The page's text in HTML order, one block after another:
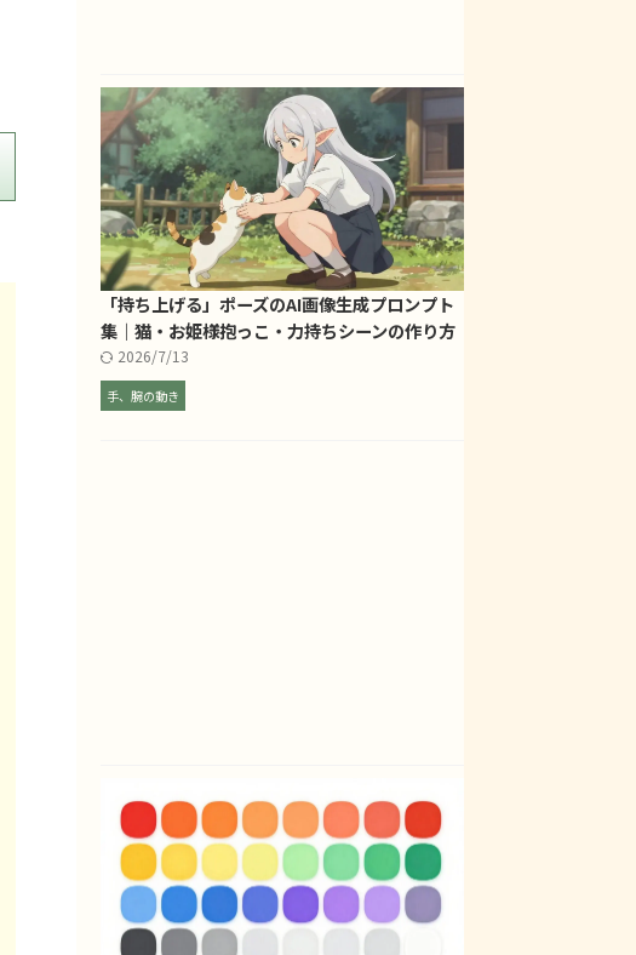
「持ち上げる」ポーズのAI画像生成プロンプト
集｜猫・お姫様抱っこ・力持ちシーンの作り方
2026/7/13
手、腕の動き